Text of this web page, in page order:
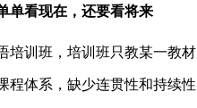
单看现在，还要看将来
训班，培训班只教某一教
程体系，缺少连贯性和持续